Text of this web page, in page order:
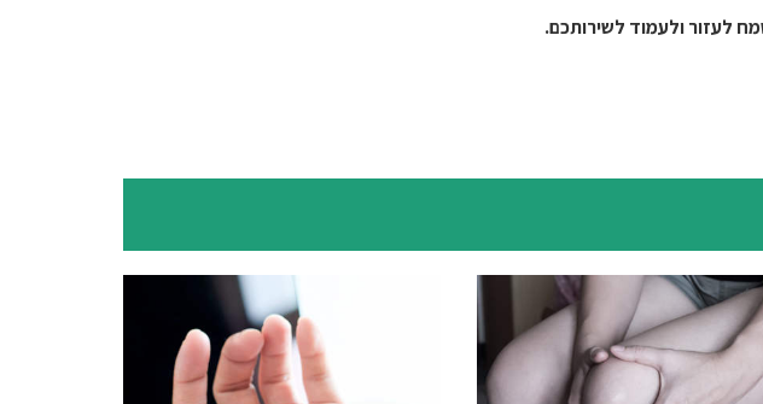
לעזור ולעמוד לשירותכם.